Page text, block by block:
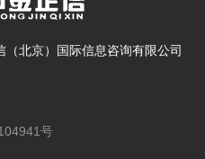
北京）国际信息咨询有限公司
号